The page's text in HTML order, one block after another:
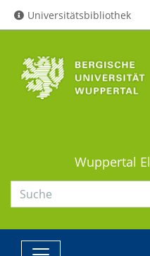
Universitätsbibliothek
Wuppertal